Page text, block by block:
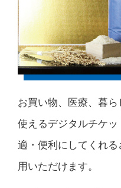
お買い物、医療、暮
使えるデジタルチケ
適・便利にしてくれ
用いただけます。